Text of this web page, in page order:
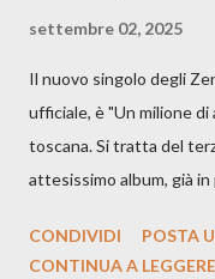
settembre 02, 2025
Il nuovo singolo degli
ufficiale, è "Un milione
toscana. Si tratta del
attesissimo album, già
Records. GUARDA IL
CONDIVIDI
POSTA
CONTINUA A LEGGERE